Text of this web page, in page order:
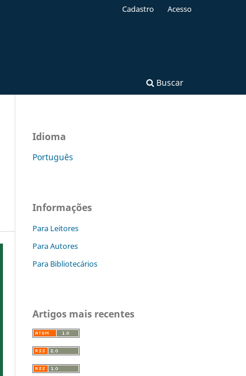
Buscar
Cadastro Acesso
Idioma
Português
Informações
Para Leitores
Para Autores
Para Bibliotecários
Artigos mais recentes